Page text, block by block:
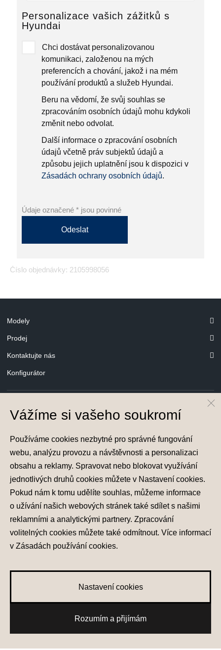
Personalizace vašich zážitků s
Hyundai
Chci dostávat personalizovanou
komunikaci, založenou na mých
preferencích a chování, jakož i na mém
používání produktů a služeb Hyundai.
Beru na vědomí, že svůj souhlas se
zpracováním osobních údajů mohu kdykoli
změnit nebo odvolat.
Další informace o zpracování osobních
údajů včetně práv subjektů údajů a
způsobu jejich uplatnění jsou k dispozici v
Zásadách ochrany osobních údajů.
Údaje označené * jsou povinné
Odeslat
Číslo objednávky: 2105998056
Modely
Prodej
Kontaktujte nás
Konfigurátor
© Hyundai Motor Czech s.r.o.
Nastavení cookies
Zásady zpracování osobních údajů
Seznam příjemců
Správa souhlasů
Obchodní údaje
Vážíme si vašeho soukromí
Používáme cookies nezbytné pro správné fungování
webu, analýzu provozu a návštěvnosti a personalizaci
obsahu a reklamy. Spravovat nebo blokovat využívání
jednotlivých druhů cookies můžete v Nastavení cookies.
Pokud nám k tomu udělíte souhlas, můžeme informace
o užívání našich webových stránek také sdílet s našimi
reklamními a analytickými partnery. Zpracování
volitelných cookies můžete také odmítnout. Více informací
v Zásadách používání cookies.
Nastavení cookies
Rozumím a přijímám